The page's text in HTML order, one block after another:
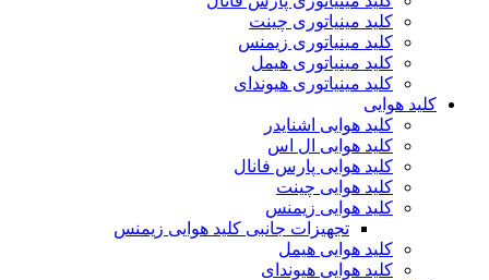
کلید مینیاتوری چینت
کلید مینیاتوری زیمنس
کلید مینیاتوری هیمل
کلید مینیاتوری هیوندای
کلید هوایی
کلید هوایی اشنایدر
کلید هوایی ال اس
کلید هوایی پارس فانال
کلید هوایی چینت
کلید هوایی زیمنس
تجهیزات جانبی کلید هوایی زیمنس
کلید هوایی هیمل
کلید هوایی هیوندای